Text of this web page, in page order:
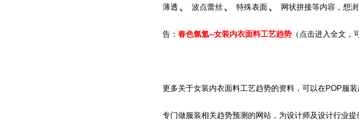
薄透 、 波点蕾丝 、 特殊表面、 网状拼接等内容，想
告： 春色氤氲--女装内衣面料工艺趋势（点击进入全文，
更多关于女装内衣面料工艺趋势的资料，可以在POP服装
专门做服装相关趋势预测的网站，为设计师及设计行业提